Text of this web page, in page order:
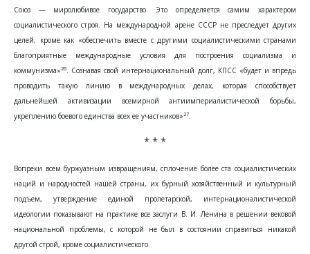
Союз — миролюбивое государство. Это определяется самим характером
социалистического строя. На международной арене СССР не преследует других
целей, кроме как «обеспечить вместе с другими социалистическими странами
благоприятные международные условия для построения социализма и
коммунизма»26. Сознавая свой интернациональный долг, КПСС «будет и впредь
проводить такую линию в международных делах, которая способствует
дальнейшей активизации всемирной антиимпериалистической борьбы,
укреплению боевого единства всех ее участников»27.
* * *
Вопреки всем буржуазным извращениям, сплочение более ста социалистических
наций и народностей нашей страны, их бурный хозяйственный и культурный
подъем, утверждение единой пролетарской, интернационалистической
идеологии показывают на практике все заслуги В. И. Ленина в решении вековой
национальной проблемы, с которой не был в состоянии справиться никакой
другой строй, кроме социалистического.